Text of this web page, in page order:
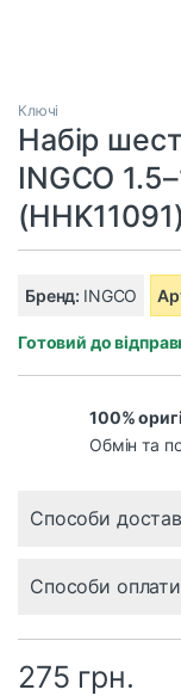
Ключі
Набір
INGCO
(HHK11091)
Бренд: INGCO
Готовий до
100%
Обмін та
Способи
Способи оплати
275 грн.